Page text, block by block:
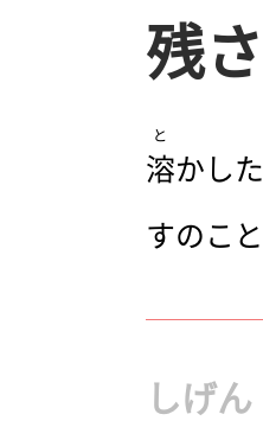
残さ
溶
と
かし
すのこ
しげん